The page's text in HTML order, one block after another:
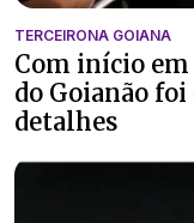
TERCEIRONA GOIANA
Com início
do Goianão
detalhes